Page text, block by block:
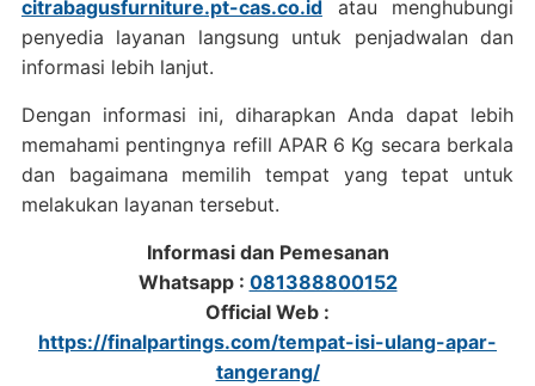
citrabagusfurniture.pt-cas.co.idatau menghubungi
penyedia layanan langsung untuk penjadwalan dan
informasi lebih lanjut.
Dengan informasi ini, diharapkan Anda dapat lebih
memahami pentingnya refill APAR 6 Kg secara berkala
dan bagaimana memilih tempat yang tepat untuk
melakukan layanan tersebut.
Informasi dan Pemesanan
Whatsapp : 081388800152
Official Web :
https://finalpartings.com/tempat-isi-ulang-apar-
tangerang/